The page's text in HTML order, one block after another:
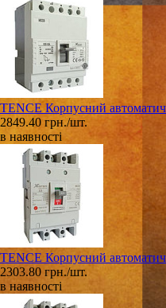
TENCE Корпусний
2849.40 грн./шт.
в наявності
TENCE Корпусний
2303.80 грн./шт.
в наявності